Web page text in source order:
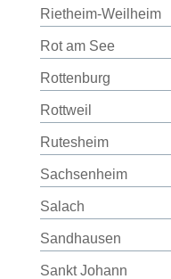
Rietheim-Weilheim
Rot am See
Rottenburg
Rottweil
Rutesheim
Sachsenheim
Salach
Sandhausen
Sankt Johann